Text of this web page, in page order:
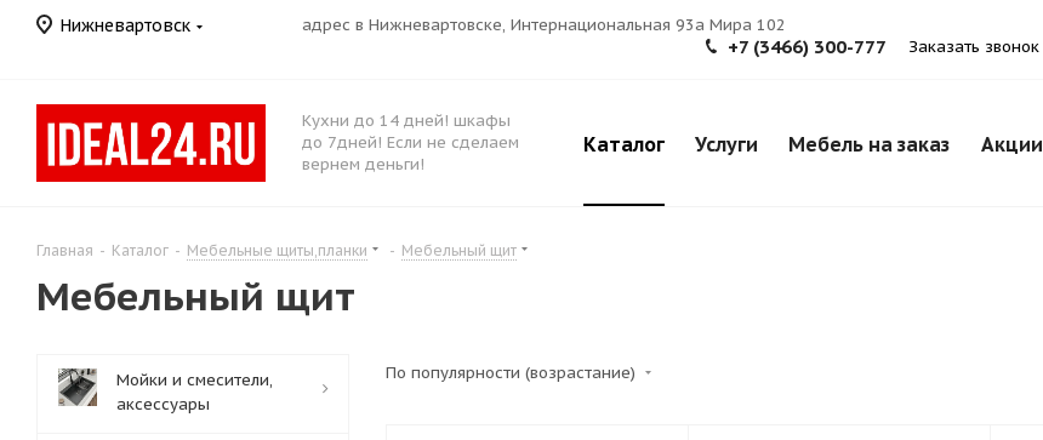
Нижневартовск адрес в Нижневартовске, Интернациональная 93а Мира 102
+7 (3466) 300-777 Заказать звонок
Кухни до 14 дней! шкафы
до 7дней! Если не сделаем
вернем деньги!
Каталог Услуги Мебель на заказ Акции
Главная - Каталог - Мебельные щиты,планки - Мебельный щит
Мебельный щит
По популярности (возрастание)
Мойки и смесители,
аксессуары